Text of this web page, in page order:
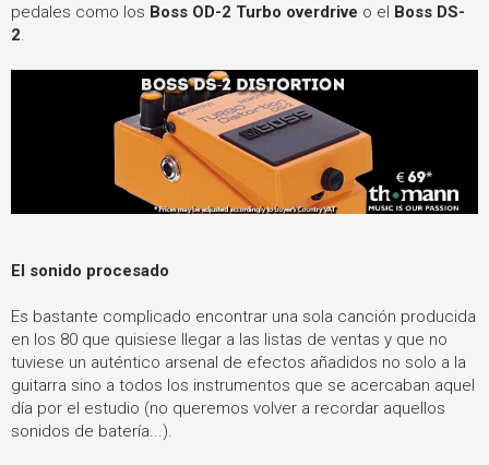
pedales como los Boss OD-2 Turbo overdrive o el Boss DS-
2.
El sonido procesado
Es bastante complicado encontrar una sola canción producida
en los 80 que quisiese llegar a las listas de ventas y que no
tuviese un auténtico arsenal de efectos añadidos no solo a la
guitarra sino a todos los instrumentos que se acercaban aquel
día por el estudio (no queremos volver a recordar aquellos
sonidos de batería...).